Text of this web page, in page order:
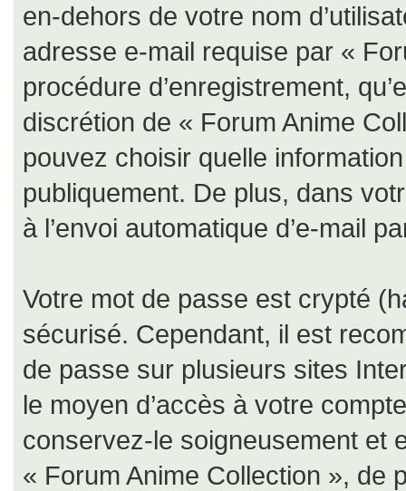
en-dehors de votre nom
adresse e-mail requise par «
procédure d’enregistrement,
discrétion de « Forum Anime
pouvez choisir quelle
publiquement. De plus, dans
à l’envoi automatique d’e-mail
Votre mot de passe est crypté
sécurisé. Cependant, il est
de passe sur plusieurs sites
le moyen d’accès à votre
conservez-le soigneusement et
« Forum Anime Collection », de